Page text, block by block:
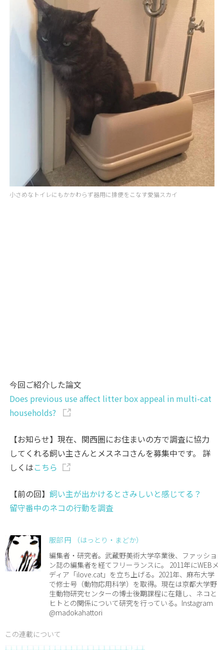
小さめなトイレにもかかわらず器用に排便をこなす愛猫スカイ
今回ご紹介した論文
Does previous use affect litter box appeal in multi-cat
households?
【お知らせ】現在、関西圏にお住まいの方で調査に協力
してくれる飼い主さんとメスネコさんを募集中です。 詳
しくはこちら
【前の回】飼い主が出かけるとさみしいと感じてる？
留守番中のネコの行動を調査
服部 円 （はっとり・まどか）
編集者・研究者。武蔵野美術大学卒業後、ファッショ
ン誌の編集者を経てフリーランスに。 2011年にWEBメ
ディア「ilove.cat」を立ち上げる。2021年、麻布大学
で修士号（動物応用科学）を取得。現在は京都大学野
生動物研究センターの博士後期課程に在籍し、ネコと
ヒトとの関係について研究を行っている。Instagram
@madokahattori
この連載について